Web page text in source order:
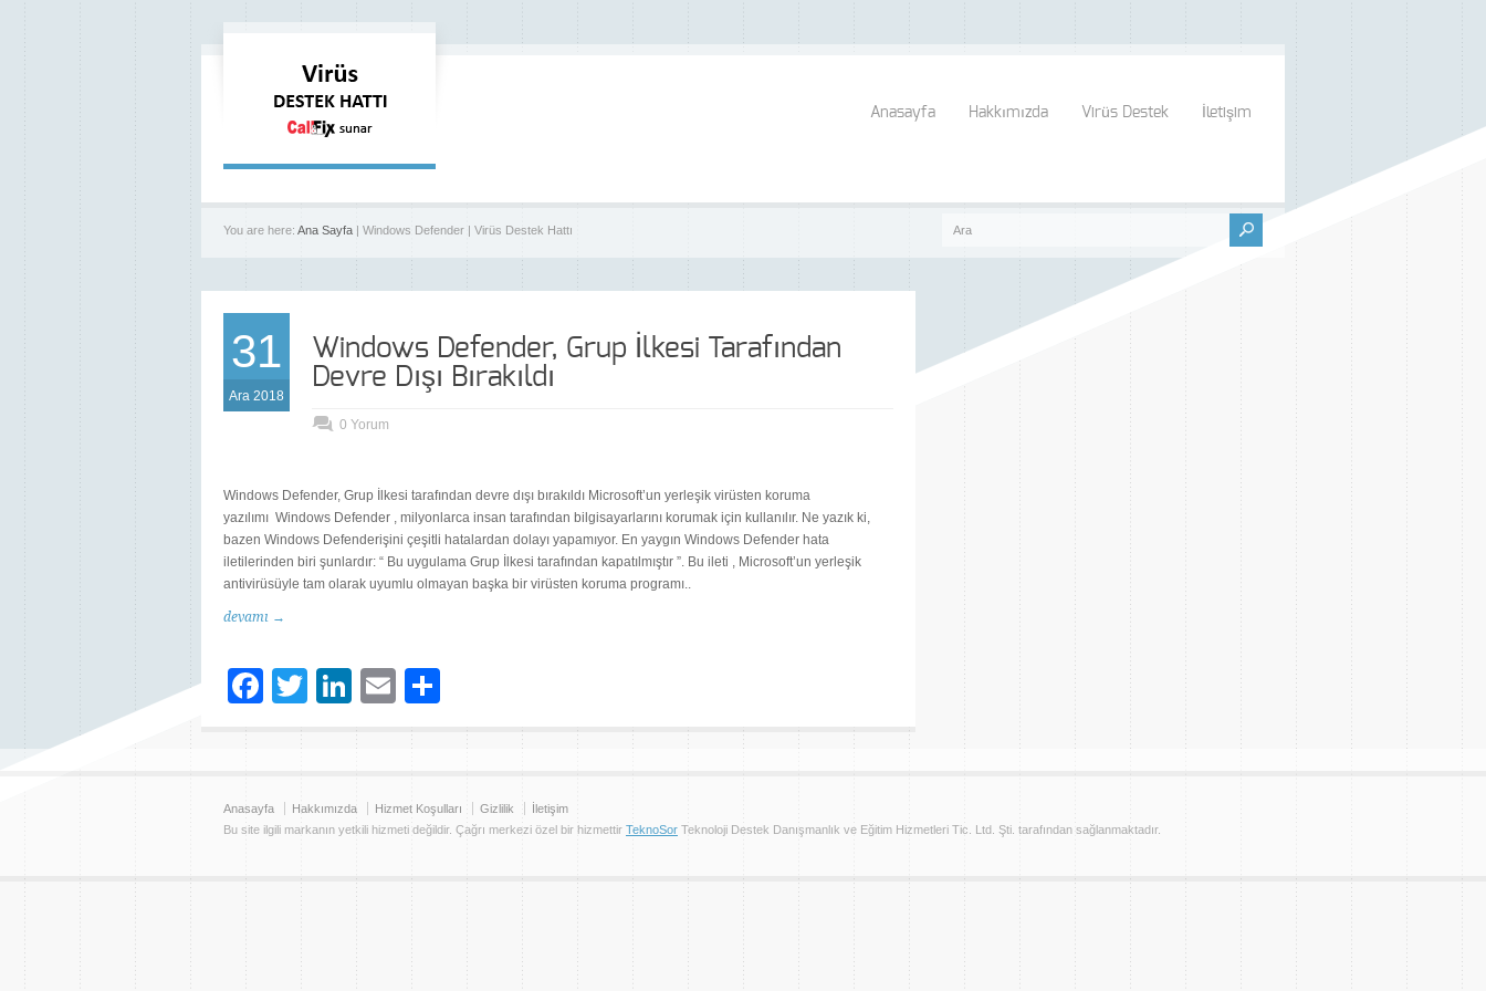
Anasayfa Hakkımızda Virüs Destek İletişim
You are here: Ana Sayfa | Windows Defender | Virüs Destek Hattı
31
Ara 2018
Windows Defender, Grup İlkesi Tarafından
Devre Dışı Bırakıldı
0 Yorum
Windows Defender, Grup İlkesi tarafından devre dışı bırakıldı Microsoft’un yerleşik virüsten koruma
yazılımı Windows Defender , milyonlarca insan tarafından bilgisayarlarını korumak için kullanılır. Ne yazık ki,
bazen Windows Defenderişini çeşitli hatalardan dolayı yapamıyor. En yaygın Windows Defender hata
iletilerinden biri şunlardır: “ Bu uygulama Grup İlkesi tarafından kapatılmıştır ”. Bu ileti , Microsoft’un yerleşik
antivirüsüyle tam olarak uyumlu olmayan başka bir virüsten koruma programı..
devamı →
Facebook
TwitterLinkedIn
Email
Anasayfa Hakkımızda Hizmet Koşulları Gizlilik
İletişim
Bu site ilgili markanın yetkili hizmeti değildir. Çağrı merkezi özel bir hizmettir TeknoSor Teknoloji Destek Danışmanlık ve Eğitim Hizmetleri Tic. Ltd. Şti. tarafından sağlanmaktadır.